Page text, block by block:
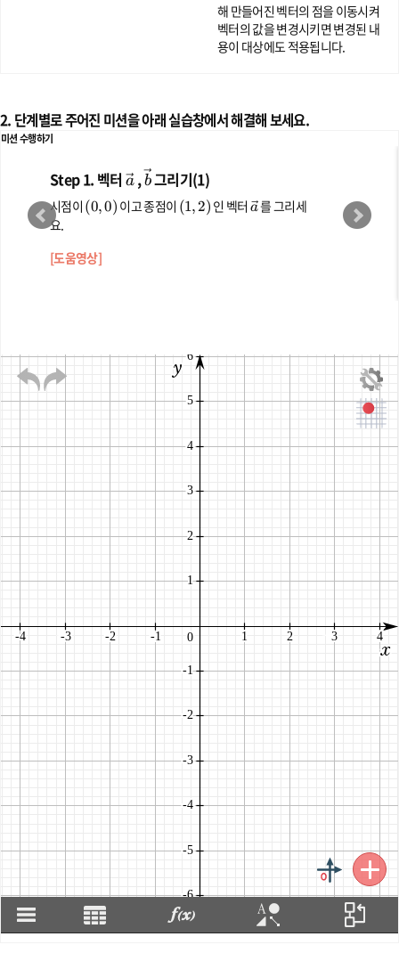
해 만들어진 벡터의 점을 이동시켜
벡터의 값을 변경시키면 변경된 내
용이 대상에도 적용됩니다.
2. 단계별로 주어진 미션을 아래 실습창에서 해결해 보세요.
미션 수행하기
Step 1. 벡터 \ve
c
{a}
a,\ve
c
{b}
b그리기(1)
시점이 (0,
(0,0) 이고 종점이 (1,
(1,2) 인 벡터\ve
a를 그리세
요.
[도움영상]